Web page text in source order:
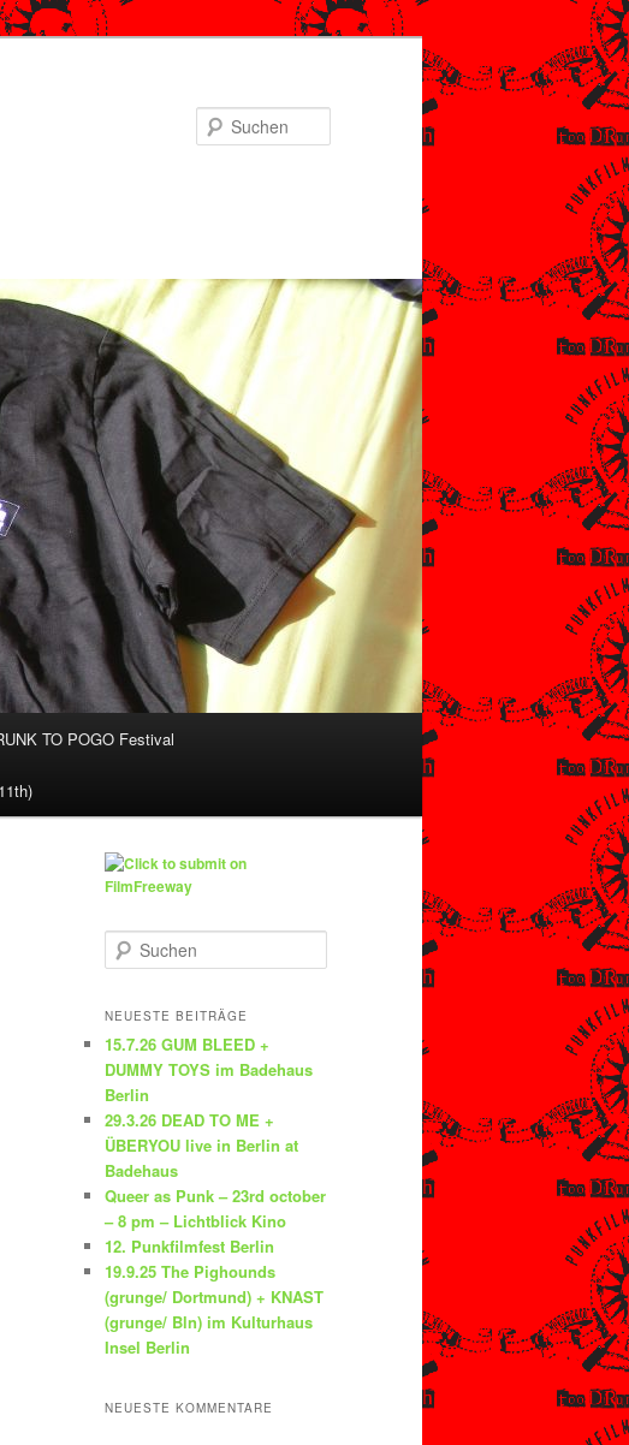
TO POGO Festival
u
h
n
NEUESTE BEITRÄGE
15.7.26 GUM BLEED +
DUMMY TOYS im Badehaus
Berlin
29.3.26 DEAD TO ME +
ÜBERYOU live in Berlin at
Badehaus
Queer as Punk – 23rd october
– 8 pm – Lichtblick Kino
12. Punkfilmfest Berlin
19.9.25 The Pighounds
(grunge/ Dortmund) + KNAST
(grunge/ Bln) im Kulturhaus
Insel Berlin
NEUESTE KOMMENTARE